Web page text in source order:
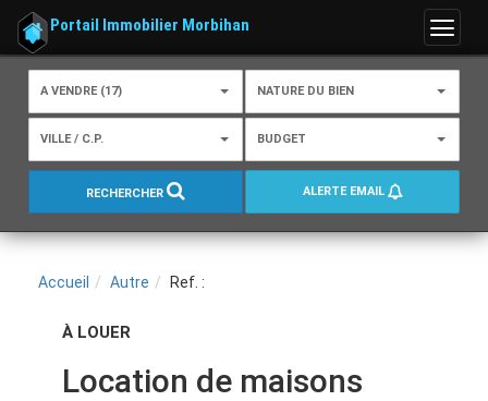
Menu
Portail Immobilier Morbihan
A VENDRE (17) NATURE DU BIEN
VILLE / C.P. BUDGET
RECHERCHER ALERTE EMAIL
Accueil Autre Ref. :
À LOUER
Location de maisons